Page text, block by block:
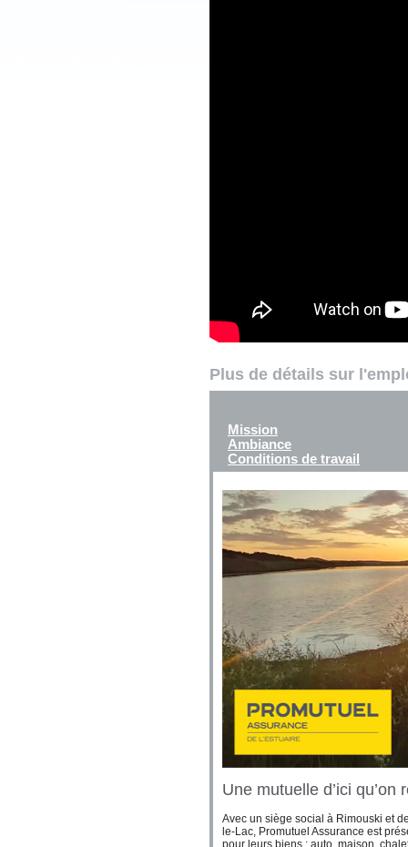
Plus de détails sur
Mission
Ambiance
Conditions de travail
Une mutuelle d’ici
Avec un siège social à Rimouski et
le-Lac, Promutuel Assurance est
pour leurs biens : auto, maison,